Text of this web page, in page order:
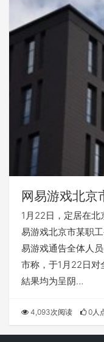
网易游戏北京
阴性，产业园
1月22日，定居在
易游戏北京市某职
易游戏通告全体人
市称，于1月22日对
結果均为呈阴…
4,093次阅读 0人